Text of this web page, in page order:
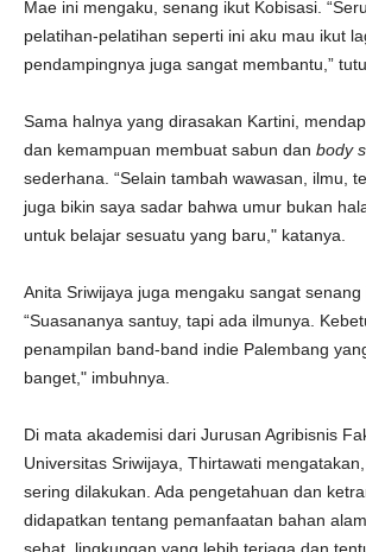
Mae ini mengaku, senang ikut Kobisasi.
pelatihan-pelatihan seperti ini aku mau ikut
pendampingnya juga sangat membantu,”
Sama halnya yang dirasakan Kartini,
dan kemampuan membuat sabun dan body
sederhana. “Selain tambah wawasan, ilmu,
juga bikin saya sadar bahwa umur bukan
untuk belajar sesuatu yang baru," katanya.
Anita Sriwijaya juga mengaku sangat senang
“Suasananya santuy, tapi ada ilmunya.
penampilan band-band indie Palembang
banget," imbuhnya.
Di mata akademisi dari Jurusan Agribisnis
Universitas Sriwijaya, Thirtawati
sering dilakukan. Ada pengetahuan dan
didapatkan tentang pemanfaatan bahan